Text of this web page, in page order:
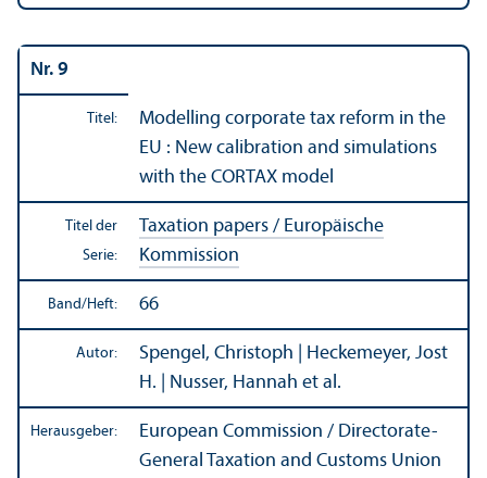
Nr. 9
Titel:
Modelling corporate tax reform in the
EU : New calibration and simulations
with the CORTAX model
Titel der
Serie:
Taxation papers / Europäische
Kommission
Band/Heft: 66
Autor:
Spengel, Christoph | Heckemeyer, Jost
H. | Nusser, Hannah et al.
Herausgeber:
European Commission / Directorate-
General Taxation and Customs Union